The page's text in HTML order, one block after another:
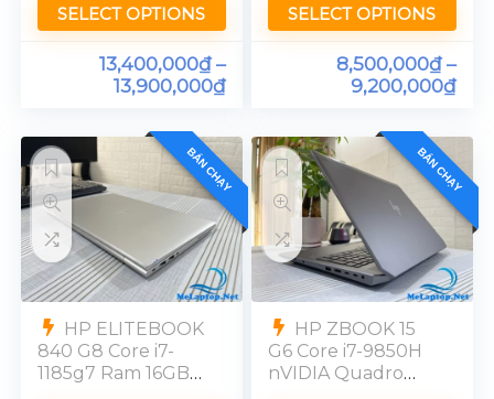
T1000 Ram 16GB
SSD 512GB [FHD]
SELECT OPTIONS
13,400,000₫–
13,900,000₫
FHD
SELECT OPTIONS
8,500,000₫–
9,200,000₫
BÁN CHẠY
HP ELITEBOOK
840 G8 Core i7-
1185g7 Ram 16GB
BÁN CHẠY
HP ZBOOK 15
G6 Core i7-9850H
nVIDIA Quadro